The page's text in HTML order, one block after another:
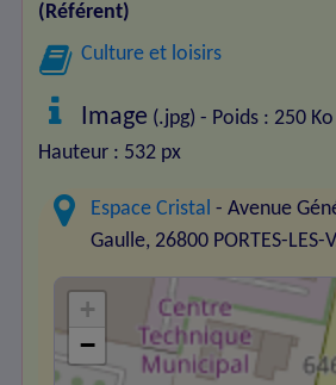
(Référent)
Culture et loisirs
Image (.jpg) - Poids : 250 Ko
Hauteur : 532 px
Espace Cristal - Avenue
Gaulle, 26800 PORTES-LES-
+
−